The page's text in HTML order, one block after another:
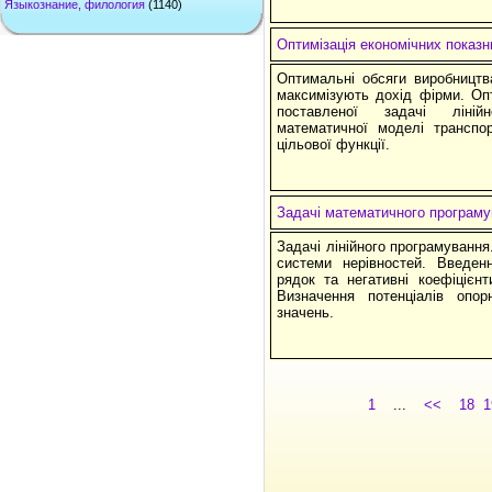
Языкознание, филология (1140)
Оптимізація економічних
Оптимальні обсяги
максимізують дохід фірми.
поставленої задачі
математичної моделі
цільової функції.
Задачі математичного
Задачі лінійного
системи нерівностей.
рядок та негативні
Визначення потенціалів
значень.
1... << 18